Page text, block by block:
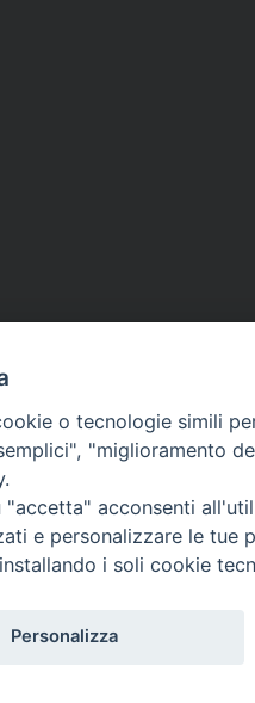
o tecnologie simili
"miglioramento
"accetta" acconsenti
e personalizzare le tue
i soli cookie
Personalizza